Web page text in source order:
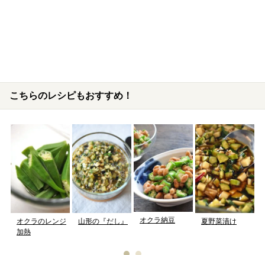
こちらのレシピもおすすめ！
オクラのレンジ
加熱
山形の『だし』 オクラ納豆 夏野菜漬け